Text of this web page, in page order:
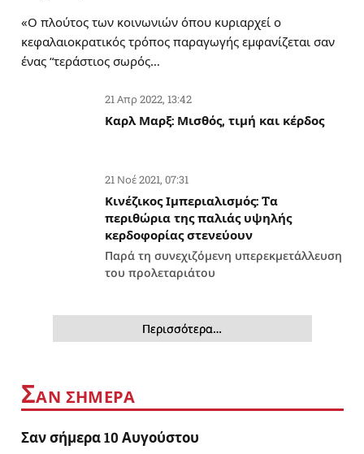
«Ο πλούτος των κοινωνιών όπου κυριαρχεί ο
κεφαλαιοκρατικός τρόπος παραγωγής εμφανίζεται σαν
ένας “τεράστιος σωρός…
21 Απρ 2022, 13:42
Καρλ Μαρξ: Μισθός, τιμή και κέρδος
21 Νοέ 2021, 07:31
Κινέζικος Ιμπεριαλισμός: Tα
περιθώρια της παλιάς υψηλής
κερδοφορίας στενεύουν
Παρά τη συνεχιζόμενη υπερεκμετάλλευση
του προλεταριάτου
Περισσότερα…
ΣΑΝ ΣΗΜΕΡΑ
Σαν σήμερα 10 Αυγούστου